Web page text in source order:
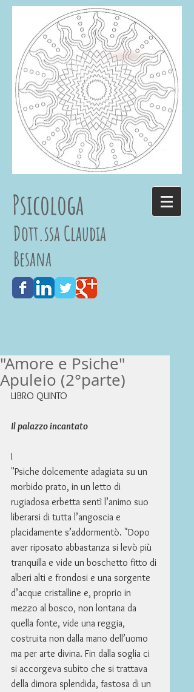
Psicologa
Dott.ssa Claudia
Besana
"Amore e Psiche"
Apuleio (2°parte)
LIBRO QUINTO
Il palazzo incantato
I
"Psiche dolcemente adagiata su un
morbido prato, in un letto di
rugiadosa erbetta sentì l’animo suo
liberarsi di tutta l’angoscia e
placidamente s’addormentò. "Dopo
aver riposato abbastanza si levò più
tranquilla e vide un boschetto fitto di
alberi alti e frondosi e una sorgente
d’acque cristalline e, proprio in
mezzo al bosco, non lontana da
quella fonte, vide una reggia,
costruita non dalla mano dell’uomo
ma per arte divina. Fin dalla soglia ci
si accorgeva subito che si trattava
della dimora splendida, fastosa di un